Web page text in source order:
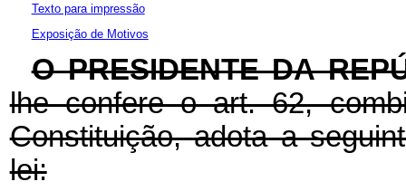
Texto para impressão
Exposição de Motivos
O PRESIDENTE DA
lhe confere o art. 62,
Constituição, adota a
lei: